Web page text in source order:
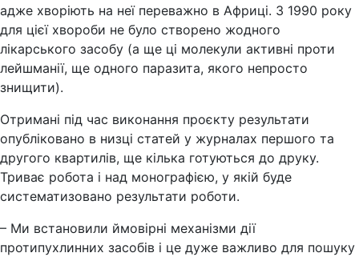
адже хворіють на неї переважно в Африці. З 1990 року
для цієї хвороби не було створено жодного
лікарського засобу (а ще ці молекули активні проти
лейшманії, ще одного паразита, якого непросто
знищити).
Отримані під час виконання проєкту результати
опубліковано в низці статей у журналах першого та
другого квартилів, ще кілька готуються до друку.
Триває робота і над монографією, у якій буде
систематизовано результати роботи.
– Ми встановили ймовірні механізми дії
протипухлинних засобів і це дуже важливо для пошуку